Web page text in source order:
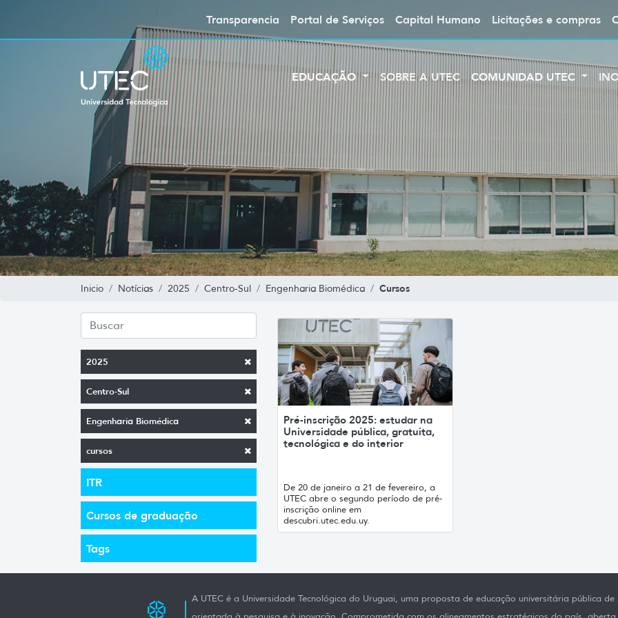
Transparencia Portal de Serviços Capital Humano Licitações e compras
EDUCAÇÃO SOBRE A UTEC COMUNIDAD UTEC
Inicio Notícias 2025 Centro-Sul Engenharia Biomédica Cursos
2025
Centro-Sul
Engenharia Biomédica
cursos
ITR
Cursos de graduação
Tags
Pré-inscrição 2025: estudar na
Universidade pública, gratuita,
tecnológica e do interior
De 20 de janeiro a 21 de fevereiro, a
UTEC abre o segundo período de pré-
inscrição online em
descubri.utec.edu.uy.
A UTEC é a Universidade Tecnológica do Uruguai, uma proposta de educação universitária pública